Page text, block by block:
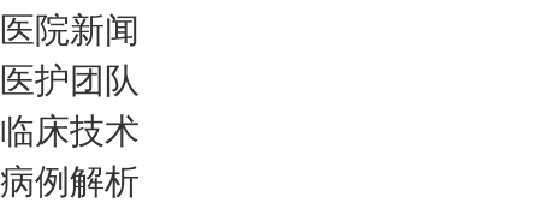
医院新闻
医护团队
临床技术
病例解析